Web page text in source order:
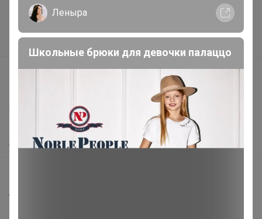
Реклама на сайте
Поставщикам
Вакансии
support@24-ok.ru
Защита покупателя
О нас
Анонсы
Леныра
Школьные брюки для девочки палаццо